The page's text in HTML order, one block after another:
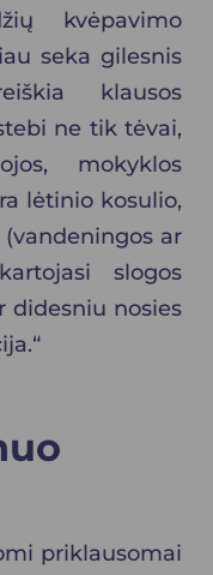
kvėpavimo
seka gilesnis
klausos
ne tik tėvai,
mokyklos
lėtinio kosulio,
ar
slogos
didesniu nosies
priklausomai